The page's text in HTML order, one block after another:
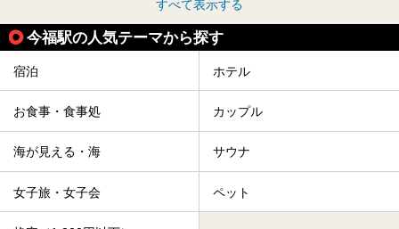
すべて表示する
今福駅の人気テーマから探す
宿泊 ホテル
お食事・食事処 カップル
海が見える・海 サウナ
女子旅・女子会 ペット